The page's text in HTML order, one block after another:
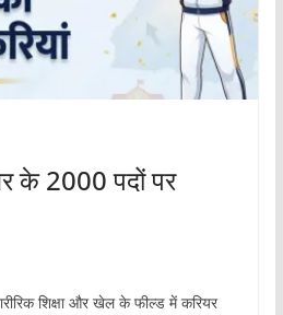
के 2000 पदों पर
शिक्षा और खेल के फील्ड में करियर